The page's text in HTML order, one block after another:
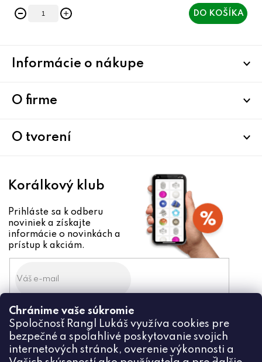
Chránime vaše súkromie
Spoločnosť Rangl Lukáš využíva cookies pre
bezpečné a spoľahlivé poskytovanie svojich
internetových stránok, overenie výkonnosti a
DO KOŠÍKA
Informácie o nákupe
O firme
O tvorení
Korálkový klub
Prihláste sa k odberu
noviniek a získajte
informácie o novinkách a
prístup k akciám.
Odoslaním súhlasíte zo
spracovaním osobných údajov
PRIHLÁSIŤ